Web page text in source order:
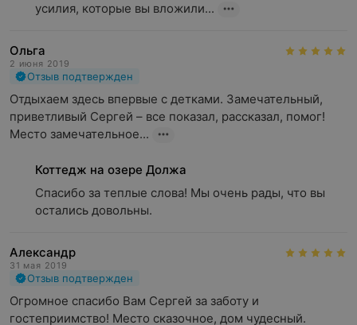
усилия, которые вы вложили...
Ольга
2 июня 2019
Отзыв подтвержден
Отдыхаем здесь впервые с детками. Замечательный,
приветливый Сергей – все показал, рассказал, помог!
Место замечательное...
Коттедж на озере Должа
Спасибо за теплые слова! Мы очень рады, что вы
остались довольны.
Александр
31 мая 2019
Отзыв подтвержден
Огромное спасибо Вам Сергей за заботу и
гостеприимство! Место сказочное, дом чудесный.